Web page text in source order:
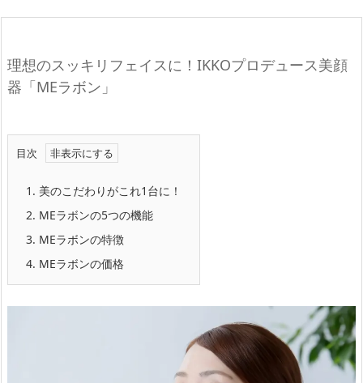
理想のスッキリフェイスに！IKKOプロデュース美顔
器「MEラボン」
目次
1. 美のこだわりがこれ1台に！
2. MEラボンの5つの機能
3. MEラボンの特徴
4. MEラボンの価格